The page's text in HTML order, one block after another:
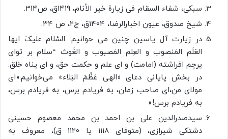
سبکی، شفاء السقام فی زیارة خیر الأنام، ۱۴۱۹ق، ص۳۱۴.
شیخ صدوق، عیون اخبارالرضا، ۱۴۰۴ق، ج۲، ص ۳۴.
در زیارت آل یاسین چنین می حوانیم: السَّلام علیکَ ایها
العَلَم المَنصوب و العِلم المَصبوب و الغَوث “سلام بر تو‌ای
پرچم افراشته (امامت) و ‌ای علم و حکمت حق، و ‌ای پناه خلق.
در بخش پایانی دعای «الهی عَظُمَ البَلاء» می‌خوانیم:«ای
مولای من،ای صاحب زمان، به فریادم برس، به فریادم برس،
به فریادم برس!»
سیدصدرالدین علی بن احمد بن محمد معصوم حسینی
دشتکی شیرازی، (متوفای ۱۱۱۸ یا ۱۱۲۰ ق)، معروف به